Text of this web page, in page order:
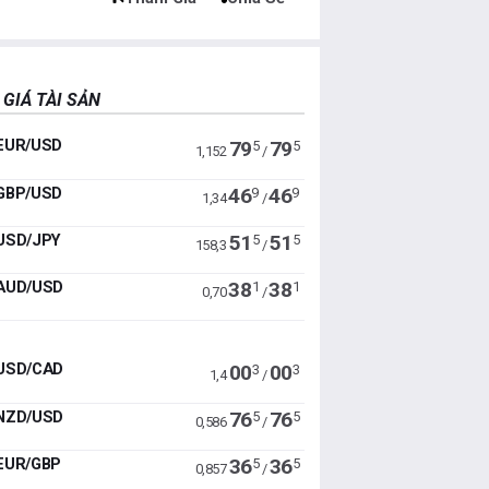
GIÁ TÀI SẢN
USD 1,152 795/ 795
USD 1,34469 /469
JPY 158,3 51 5/51 5
USD 0,70381 /381
CAD 1,4 003 / 003
USD 0,586 765/ 765
GBP 0,857365/365